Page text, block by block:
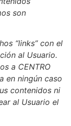
son
“links” con el
al Usuario.
a CENTRO
en ningún caso
contenidos ni
al Usuario el